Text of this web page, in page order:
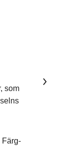
som
Färg-